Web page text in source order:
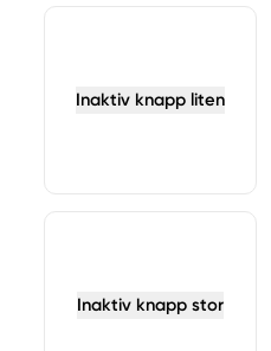
Inaktiv knapp liten
Inaktiv knapp stor